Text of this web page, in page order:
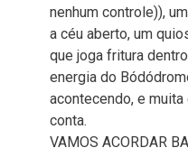
nenhum controle)),
a céu aberto, um
que joga fritura
energia do
acontecendo, e
conta.
VAMOS ACORDAR